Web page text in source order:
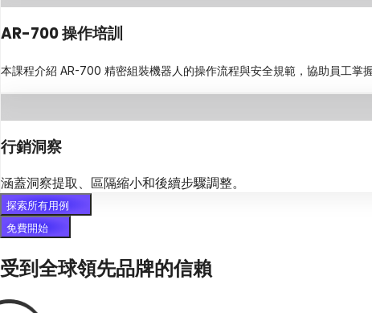
AR-700 操作培訓
本課程介紹 AR-700 精密組裝機器人的操作流程與安全規範，協助員工掌
行銷洞察
涵蓋洞察提取、區隔縮小和後續步驟調整。
探索所有用例
免費開始
受到全球領先品牌的信賴